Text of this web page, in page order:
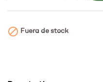
 Fuera de stock